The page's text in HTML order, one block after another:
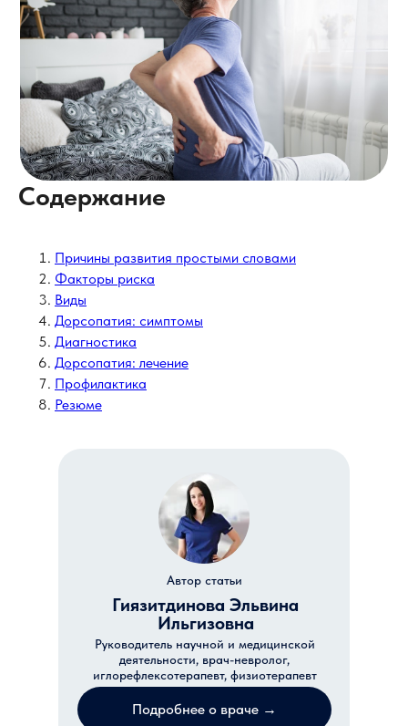
Содержание
Причины развития простыми словами
Факторы риска
Виды
Дорсопатия: симптомы
Диагностика
Дорсопатия: лечение
Профилактика
Резюме
Руководитель научной и медицинской
деятельности, врач-невролог,
иглорефлексотерапевт, физиотерапевт
Автор статьи
Гиязитдинова Эльвина
Ильгизовна
Подробнее о враче →